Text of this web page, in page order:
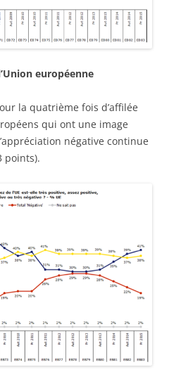
européenne
la quatrième fois d’affilée
qui ont une image
négative continue
points).